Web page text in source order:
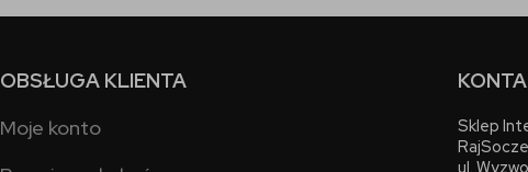
OBSŁUGA KLIENTA
Moje konto
Sklep
ul.